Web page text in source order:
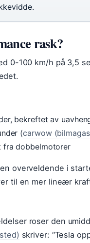
rask?
0-100 km/h på 3,5
bekreftet av
(carwow
fra dobbelmotorer
overveldende i
til en mer lineær
roser den
skriver: “Tesla